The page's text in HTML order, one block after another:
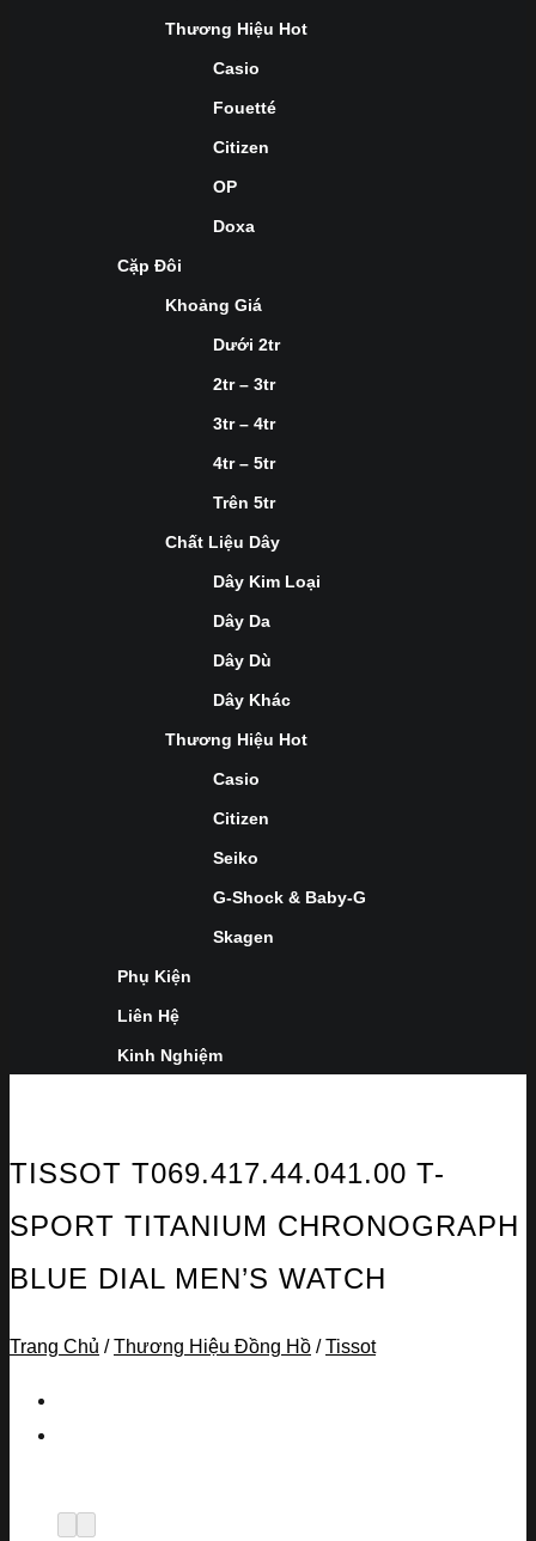
Thương Hiệu Hot
Casio
Fouetté
Citizen
OP
Doxa
Cặp Đôi
Khoảng Giá
Dưới 2tr
2tr – 3tr
3tr – 4tr
4tr – 5tr
Trên 5tr
Chất Liệu Dây
Dây Kim Loại
Dây Da
Dây Dù
Dây Khác
Thương Hiệu Hot
Casio
Citizen
Seiko
G-Shock & Baby-G
Skagen
Phụ Kiện
Liên Hệ
Kinh Nghiệm
TISSOT T069.417.44.041.00 T-
SPORT TITANIUM CHRONOGRAPH
BLUE DIAL MEN’S WATCH
Trang Chủ / Thương Hiệu Đồng Hồ / Tissot